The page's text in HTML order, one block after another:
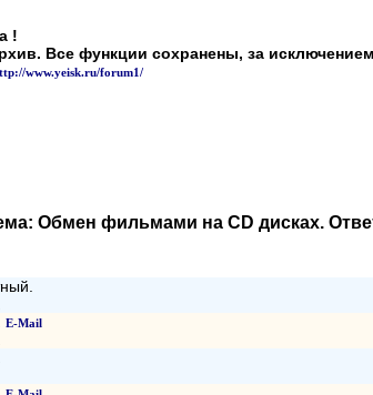
!
Все функции сохранены, за
www.yeisk.ru/forum1/
Обмен фильмами на CD дисках.
E-Mail